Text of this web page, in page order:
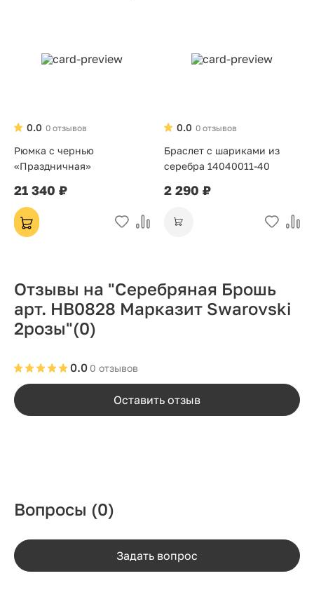
0 отзывов
0.0
Рюмка с чернью
«Праздничная»
21 340 ₽
0 отзывов
0.0
Браслет с шариками из
серебра 14040011-40
2 290 ₽
Отзывы на "Серебряная Брошь
арт. HB0828 Марказит Swarovski
2розы"(0)
0 отзывов
0.0
Оставить отзыв
Вопросы (0)
Задать вопрос